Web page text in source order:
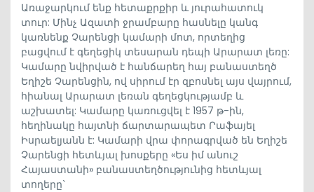
Առաջարկում ենք հետաքրքիր և յուրահատուկ
տուր: Մինչ Ազատի ջրամբարը հասնելը կանգ
կառնենք Չարենցի կամարի մոտ, որտեղից
բացվում է գեղեցիկ տեսարան դեպի Արարատ լեռը:
Կամարը նվիրված է հանճարեղ հայ բանաստեղծ
Եղիշե Չարենցին, ով սիրում էր զբոսնել այս վայրում,
հիանալ Արարատ լեռան գեղեցկությամբ և
աշխատել: Կամարը կառուցվել է 1957 թ-ին,
հեղինակը հայտնի ճարտարապետ Րաֆայել
Իսրաելյանն է: Կամարի վրա փորագրված են Եղիշե
Չարենցի հետևյալ խոսքերը «Ես իմ անուշ
Հայաստանի» բանաստեղծությունից հետևյալ
տողերը`